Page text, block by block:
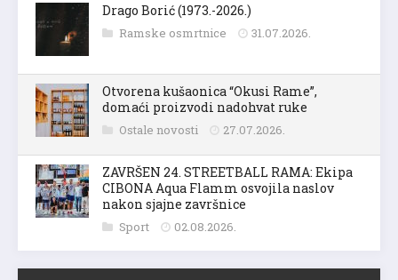
Drago Borić (1973.-2026.)
Ramske osmrtnice 31.07.2026.
Otvorena kušaonica “Okusi Rame”,
domaći proizvodi nadohvat ruke
Ostale novosti 27.07.2026.
ZAVRŠEN 24. STREETBALL RAMA: Ekipa
CIBONA Aqua Flamm osvojila naslov
nakon sjajne završnice
Sport 02.08.2026.